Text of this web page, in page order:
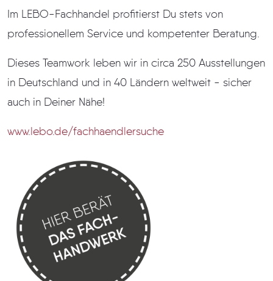
Im LEBO-Fachhandel profitierst Du stets von
professionellem Service und kompetenter Beratung.
Dieses Teamwork leben wir in circa 250 Ausstellungen
in Deutschland und in 40 Ländern weltweit - sicher
auch in Deiner Nähe!
www.lebo.de/fachhaendlersuche